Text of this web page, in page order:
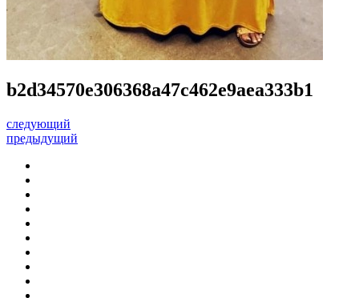
b2d34570e306368a47c462e9aea333b1
следующий
предыдущий